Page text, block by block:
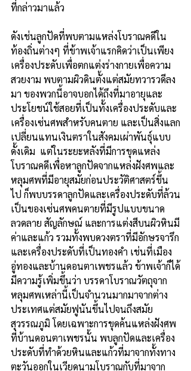
ที่กล่าวมาแล้ว
ดังเช่นลูกปัดที่พบตามแหล่งโบราณคดีใน
ท้องถิ่นต่างๆ ที่ข้าพเจ้าแรกคิดว่าเป็นเพียง
เครื่องประดับเพื่อตกแต่งร่างกายเพื่อความ
สวยงาม พบตามผิวดินตั้งแต่สมัยทวารวดีลง
มา ของพวกนี้อาจบอกได้ถึงที่มาอายุและ
ประโยชน์ใช้สอยที่เป็นทั้งเครื่องประดับและ
เครื่องเซ่นศพสำหรับคนตาย และเป็นสิ่งแลก
เปลี่ยนแทนเงินตราในสังคมเผ่าพันธุ์แบบ
ดั้งเดิม  แต่ในระยะหลังที่มีการขุดแหล่ง
โบราณคดีเพื่อหาลูกปัดจากแหล่งฝังศพและ
หลุมศพที่มีอายุสมัยก่อนประวัติศาสตร์ขึ้น
ไป ก็พบบรรดาลูกปัดและเครื่องประดับที่ล้วน
เป็นของเซ่นศพคนตายที่มีรูปแบบขนาด
ลวดลาย สัญลักษณ์ และการแต่งสีบนผิวหินมี
ค่าและแก้ว รวมทั้งพบดวงตราที่มีอักษรจารึก
และเครื่องประดับที่เป็นทองคำ เช่นที่เมือง
อู่ทองและบ้านดอนตาเพชรแล้ว ข้าพเจ้าก็ได้
มีความรู้เพิ่มขึ้นว่า บรรดาโบราณวัตถุจาก
หลุมศพเหล่านี้เป็นจำนวนมากมาจากต่าง
ประเทศแต่สมัยฟูนันขึ้นไปจนถึงสมัย
สุวรรณภูมิ โดยเฉพาะการขุดค้นแหล่งฝังศพ
ที่บ้านดอนตาเพชรนั้น พบลูกปัดและเครื่อง
ประดับที่ทำด้วยหินและแก้วที่มาจากทั้งทาง
ตะวันออกในเวียดนามโบราณกับที่มาจาก